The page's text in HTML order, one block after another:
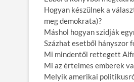
Hogyan készülnek a
meg demokrata)?
Máshol hogyan szidják
Százhat esetből hányszor
Mi mindentől rettegett
Mi az értelmes emberek
Melyik amerikai